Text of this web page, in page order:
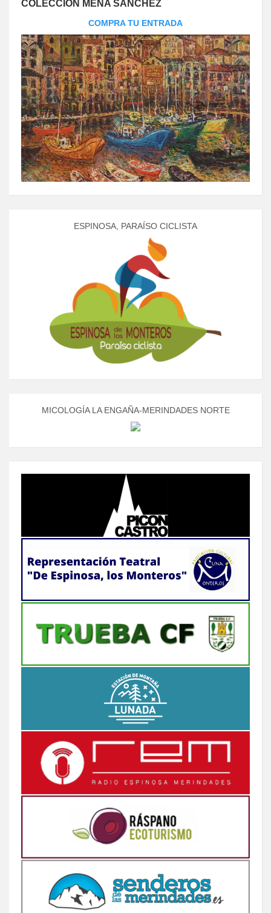
COLECCIÓN MENA SÁNCHEZ
COMPRA TU ENTRADA
ESPINOSA, PARAÍSO CICLISTA
MICOLOGÍA LA ENGAÑA-MERINDADES NORTE